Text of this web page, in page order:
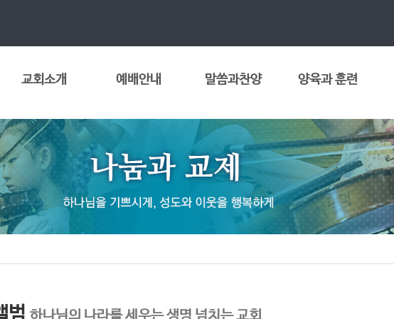
교회소개 예배안내 말씀과찬양 양육과 훈련
범 하나님의 나라를 세우는 생명 넘치는 교회